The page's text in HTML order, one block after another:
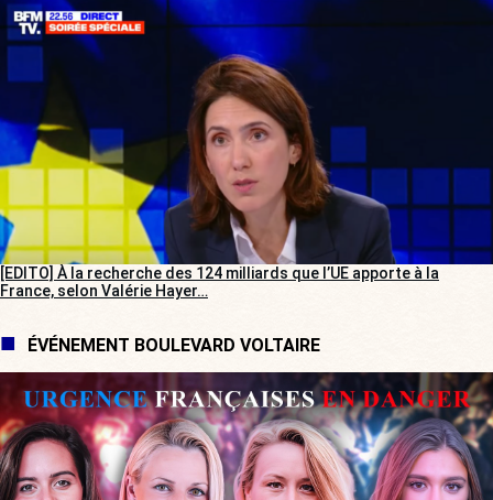
[EDITO] À la recherche des 124 milliards que l’UE apporte à la
France, selon Valérie Hayer…
ÉVÉNEMENT BOULEVARD VOLTAIRE